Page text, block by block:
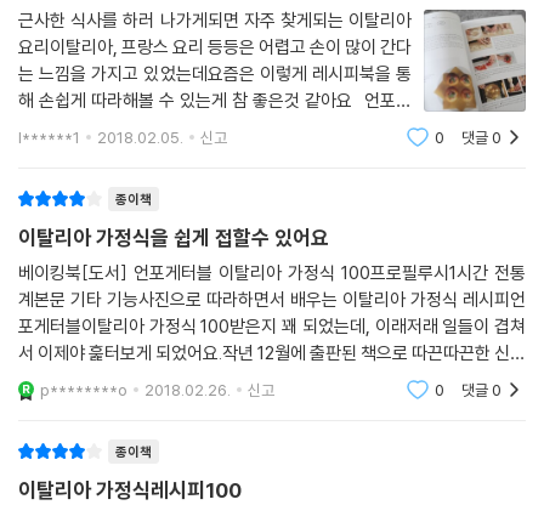
근사한 식사를 하러 나가게되면 자주 찾게되는 이탈리아
요리이탈리아, 프랑스 요리 등등은 어렵고 손이 많이 간다
는 느낌을 가지고 있었는데요즘은 이렇게 레시피북을 통
해 손쉽게 따라해볼 수 있는게 참 좋은것 같아요 언포게
터블 이탈리아 가정식 100은소박한 전설이라고 불리는
l******1 2018.02.05. 신고 0 댓글0
종이책
이탈리아 가정식을 쉽게 접할수 있어요
베이킹북[도서] 언포게터블 이탈리아 가정식 100프로필루시1시간 전통
계본문 기타 기능사진으로 따라하면서 배우는 이탈리아 가정식 레시피언
포게터블이탈리아 가정식 100받은지 꽤 되었는데, 이래저래 일들이 겹쳐
서 이제야 훑터보게 되었어요.작년 12월에 출판된 책으로 따끈따끈한 신간
이네요^^미슐랭 3스타를 받은 니코 로미토 셰프가 쓴 이탈리아 가정식 레
시피북이에요.이탈리아 가
p********o 2018.02.26. 신고 0 댓글0
종이책
이탈리아 가정식레시피100